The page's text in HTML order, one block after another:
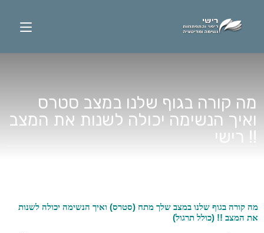
מה קורה בגוף שלנו במצב סטרס
ואיך הנשימה יכולה לשנות את המצב
!! רישי
מה קורה בגוף שלנו במצב שלך מתח (סטרס) ואיך הנשימה יכולה לשנות
את המצב !! (כולל תרגול)